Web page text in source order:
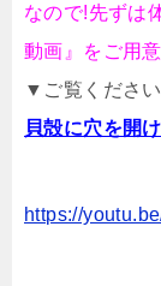
なので!先ずは
動画』をご用
▼ご覧くださ
貝殻に穴を開
https://